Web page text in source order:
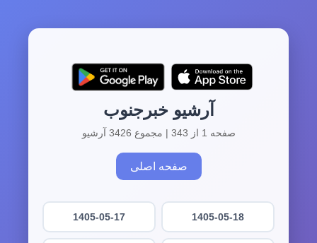
آرشیو خبرجنوب
صفحه 1 از 343 | مجموع 3426 آرشیو
صفحه اصلی
1405-05-18
1405-05-17